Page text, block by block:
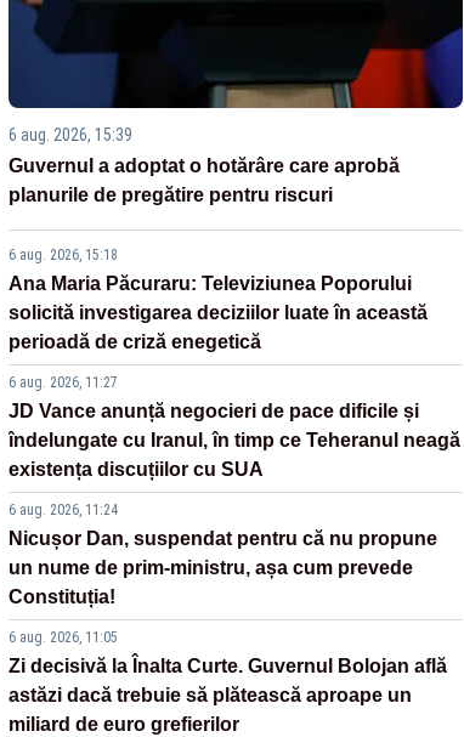
6 aug. 2026, 15:39
Guvernul a adoptat o hotărâre care aprobă
planurile de pregătire pentru riscuri
6 aug. 2026, 15:18
Ana Maria Păcuraru: Televiziunea Poporului
solicită investigarea deciziilor luate în această
perioadă de criză enegetică
6 aug. 2026, 11:27
JD Vance anunță negocieri de pace dificile și
îndelungate cu Iranul, în timp ce Teheranul neagă
existența discuțiilor cu SUA
6 aug. 2026, 11:24
Nicușor Dan, suspendat pentru că nu propune
un nume de prim-ministru, așa cum prevede
Constituția!
6 aug. 2026, 11:05
Zi decisivă la Înalta Curte. Guvernul Bolojan află
astăzi dacă trebuie să plătească aproape un
miliard de euro grefierilor